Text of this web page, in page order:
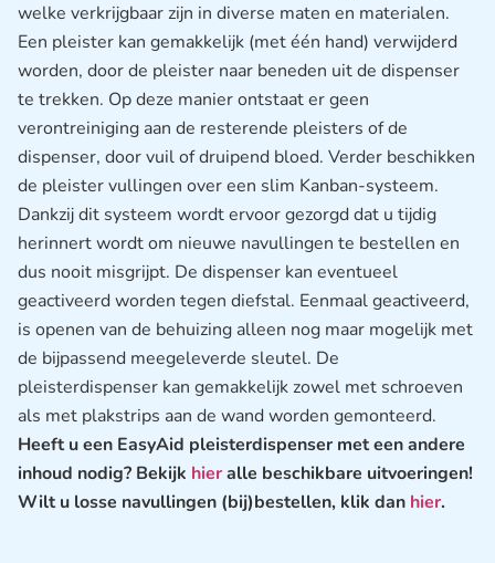
welke verkrijgbaar zijn in diverse maten en materialen.
Een pleister kan gemakkelijk (met één hand) verwijderd
worden, door de pleister naar beneden uit de dispenser
te trekken. Op deze manier ontstaat er geen
verontreiniging aan de resterende pleisters of de
dispenser, door vuil of druipend bloed. Verder beschikken
de pleister vullingen over een slim Kanban-systeem.
Dankzij dit systeem wordt ervoor gezorgd dat u tijdig
herinnert wordt om nieuwe navullingen te bestellen en
dus nooit misgrijpt. De dispenser kan eventueel
geactiveerd worden tegen diefstal. Eenmaal geactiveerd,
is openen van de behuizing alleen nog maar mogelijk met
de bijpassend meegeleverde sleutel. De
pleisterdispenser kan gemakkelijk zowel met schroeven
als met plakstrips aan de wand worden gemonteerd.
Heeft u een EasyAid pleisterdispenser met een andere
inhoud nodig? Bekijk hieralle beschikbare uitvoeringen!
Wilt u losse navullingen (bij)bestellen, klik dan hier.